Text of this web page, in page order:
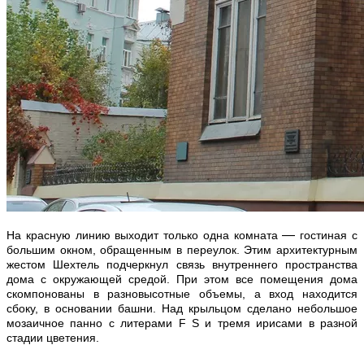
На красную линию выходит только одна комната— гостиная с
большим окном, обращенным в переулок. Этим архитектурным
жестом Шехтель подчеркнул связь внутреннего пространства
дома с окружающей средой. При этом все помещения дома
скомпонованы в разновысотные объемы, а вход находится
сбоку, в основании башни. Над крыльцом сделано небольшое
мозаичное панно с литерами F S и тремя ирисами в разной
стадии цветения.